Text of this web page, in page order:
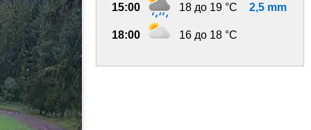
15:00 18 до 19 °C 2,5 mm
18:00 16 до 18 °C